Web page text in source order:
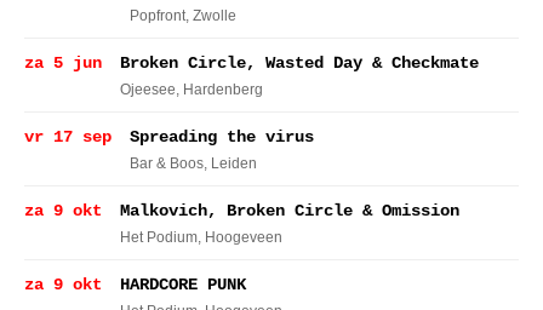
Popfront, Zwolle
za 5 jun Broken Circle, Wasted Day & Checkmate
Ojeesee, Hardenberg
vr 17 sep Spreading the virus
Bar & Boos, Leiden
za 9 okt Malkovich, Broken Circle & Omission
Het Podium, Hoogeveen
za 9 okt HARDCORE PUNK